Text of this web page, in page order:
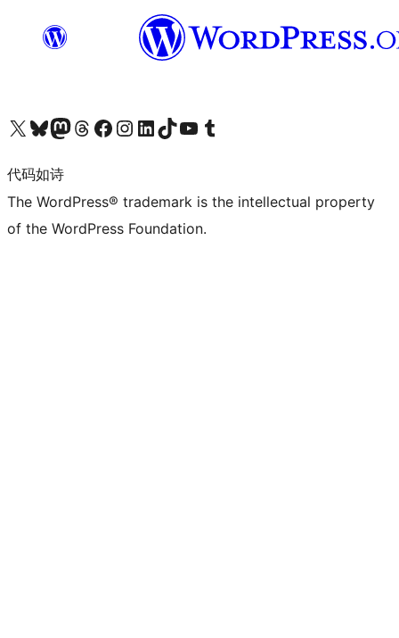
关注我们的 X（原 Twitter）账号访问我们的 Bluesky 账号关注我们的 Mastodon 账号访问我们的 Threads 账号 访问我们的 Facebook 公共主页关注我们的 Instagram 账号 关注我们的 LinkedIn 主页访问我们的 TikTok 账号访问我们的 YouTube 频道 访问我们的 Tumblr 账号
代码如诗
The WordPress® trademark is the intellectual property
of the WordPress Foundation.